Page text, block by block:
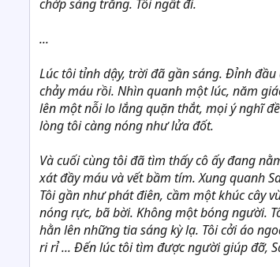
chớp sáng trắng. Tôi ngất đi.
...
Lúc tôi tỉnh dậy, trời đã gần sáng. Đỉnh
chảy máu rồi. Nhìn quanh một lúc, năm
lên một nỗi lo lắng quặn thắt, mọi ý nghĩ
lòng tôi càng nóng như lửa đốt.
Và cuối cùng tôi đã tìm thấy cô ấy đang
xát đầy máu và vết bầm tím. Xung quanh
Tôi gần như phát điên, cầm một khúc cây
nóng rực, bã bời. Không một bóng người.
hằn lên những tia sáng kỳ lạ. Tôi cởi áo
ri rỉ ... Đến lúc tôi tìm được người giúp đỡ,